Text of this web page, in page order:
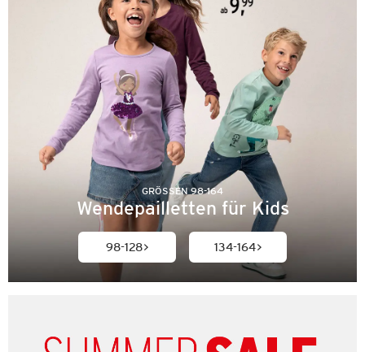
GRÖSSEN 98-164
Wendepailletten für Kids
98-128 134-164